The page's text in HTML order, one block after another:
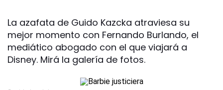
La azafata de Guido Kazcka atraviesa su
mejor momento con Fernando Burlando, el
mediático abogado con el que viajará a
Disney. Mirá la galería de fotos.